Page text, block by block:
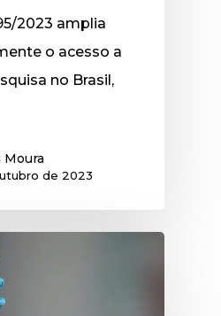
2023 amplia
o acesso a
no Brasil,
Moura
de 2023